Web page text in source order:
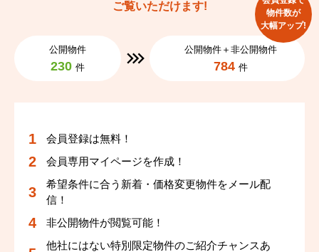
ご覧いただけます!
公開物件
230 件
公開物件＋非公開物件
784 件
物件数が
大幅アップ!
会員登録は無料！
会員専用マイページを作成！
希望条件に合う新着・価格変更物件をメール配
信！
非公開物件が閲覧可能！
他社にはない特別限定物件のご紹介チャンスあ